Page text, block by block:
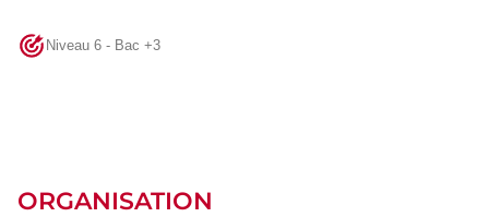
Niveau 6 - Bac +3
ORGANISATION